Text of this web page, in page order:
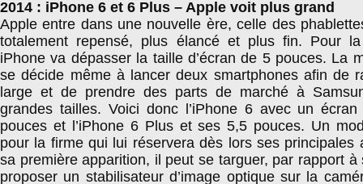
2014 : iPhone 6 et 6 Plus – Apple voit plus grand
Apple entre dans une nouvelle ère, celle des
totalement repensé, plus élancé et plus fin. Pour
iPhone va dépasser la taille d’écran de 5 pouces. La
se décide même à lancer deux smartphones afin de
large et de prendre des parts de marché à
grandes tailles. Voici donc l’iPhone 6 avec un
pouces et l’iPhone 6 Plus et ses 5,5 pouces. Un
pour la firme qui lui réservera dès lors ses principales
sa première apparition, il peut se targuer, par rapport à
proposer un stabilisateur d’image optique sur la